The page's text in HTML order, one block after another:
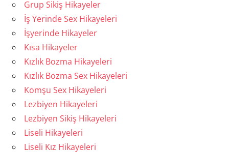
Grup Sikiş Hikayeler
İş Yerinde Sex Hikayeleri
İşyerinde Hikayeler
Kısa Hikayeler
Kızlık Bozma Hikayeleri
Kızlık Bozma Sex Hikayeleri
Komşu Sex Hikayeleri
Lezbiyen Hikayeleri
Lezbiyen Sikiş Hikayeleri
Liseli Hikayeleri
Liseli Kız Hikayeleri